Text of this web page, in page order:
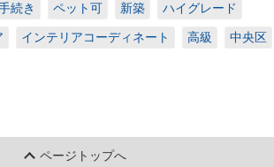
続き ペット可 新築 ハイグレード
インテリアコーディネート 高級 中央区
ページトップへ